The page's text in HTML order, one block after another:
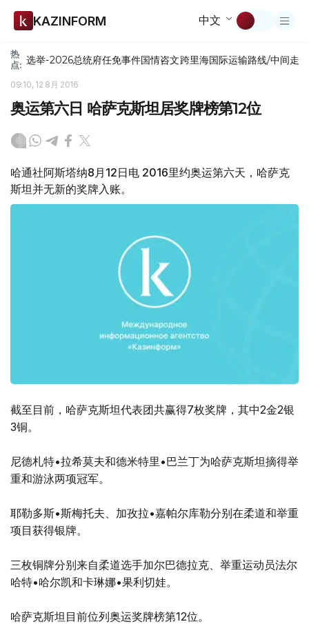
KAZINFORM 中文
热
点: 选举-2026总统府任免事件国情咨文跨里海国际运输路线/中间走廊
09:10, 12 8月 2016
奥运第六日 哈萨克斯坦居奖牌榜第12位
哈通社阿斯塔纳8月12日电 2016里约奥运第六天，哈萨克
斯坦并无新的奖牌入账。
截至目前，哈萨克斯坦代表团共赢得7枚奖牌，其中2金2银
3铜。
尼德札特•拉希莫夫和德米特里•巴兰丁为哈萨克斯坦摘得举
重和游泳两项冠军。
耶勒多斯•斯梅托夫、加孜拉•嘉帕尔库勒分别在柔道和举重
项目获得银牌。
三枚铜牌分别来自柔道选手加尔巴德拉克、举重运动员法尔
哈特•哈尔凯和卡琳娜•果利切娃。
哈萨克斯坦目前位列奥运奖牌榜第12位。